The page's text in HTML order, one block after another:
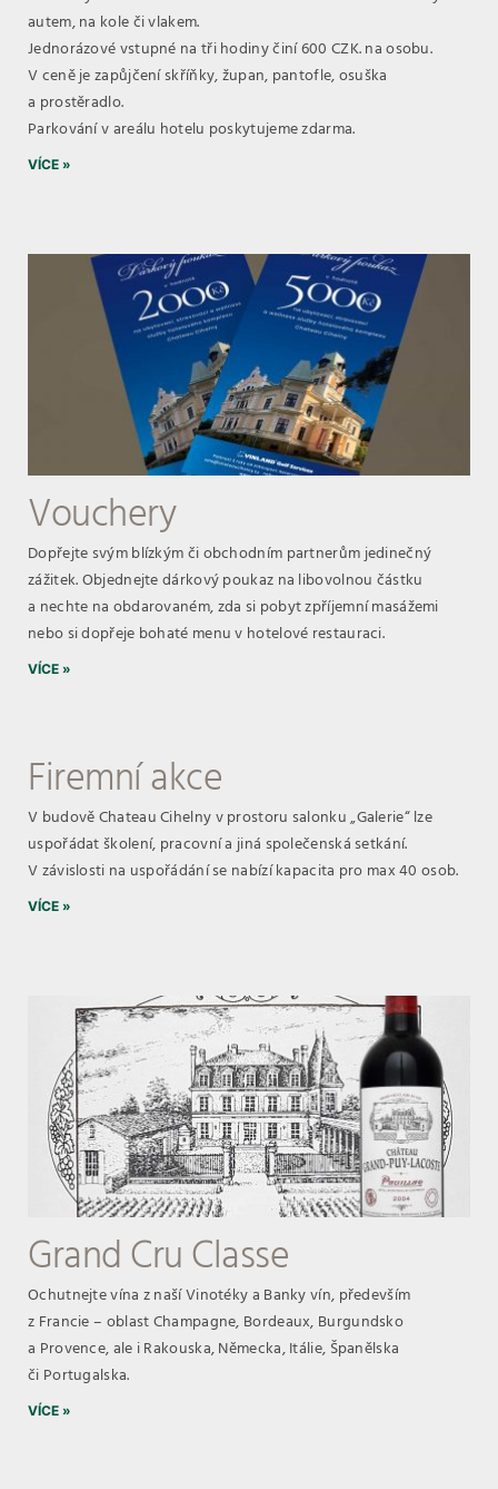
autem, na kole či vlakem.
Jednorázové vstupné na tři hodiny činí 600 CZK. na osobu.
V ceně je zapůjčení skříňky, župan, pantofle, osuška
a prostěradlo.
Parkování v areálu hotelu poskytujeme zdarma.
VÍCE »
Vouchery
Dopřejte svým blízkým či obchodním partnerům jedinečný
zážitek. Objednejte dárkový poukaz na libovolnou částku
a nechte na obdarovaném, zda si pobyt zpříjemní masážemi
nebo si dopřeje bohaté menu v hotelové restauraci.
VÍCE »
Firemní akce
V budově Chateau Cihelny v prostoru salonku „Galerie“ lze
uspořádat školení, pracovní a jiná společenská setkání.
V závislosti na uspořádání se nabízí kapacita pro max 40 osob.
VÍCE »
Grand Cru Classe
Ochutnejte vína z naší Vinotéky a Banky vín, především
z Francie – oblast Champagne, Bordeaux, Burgundsko
a Provence, ale i Rakouska, Německa, Itálie, Španělska
či Portugalska.
VÍCE »